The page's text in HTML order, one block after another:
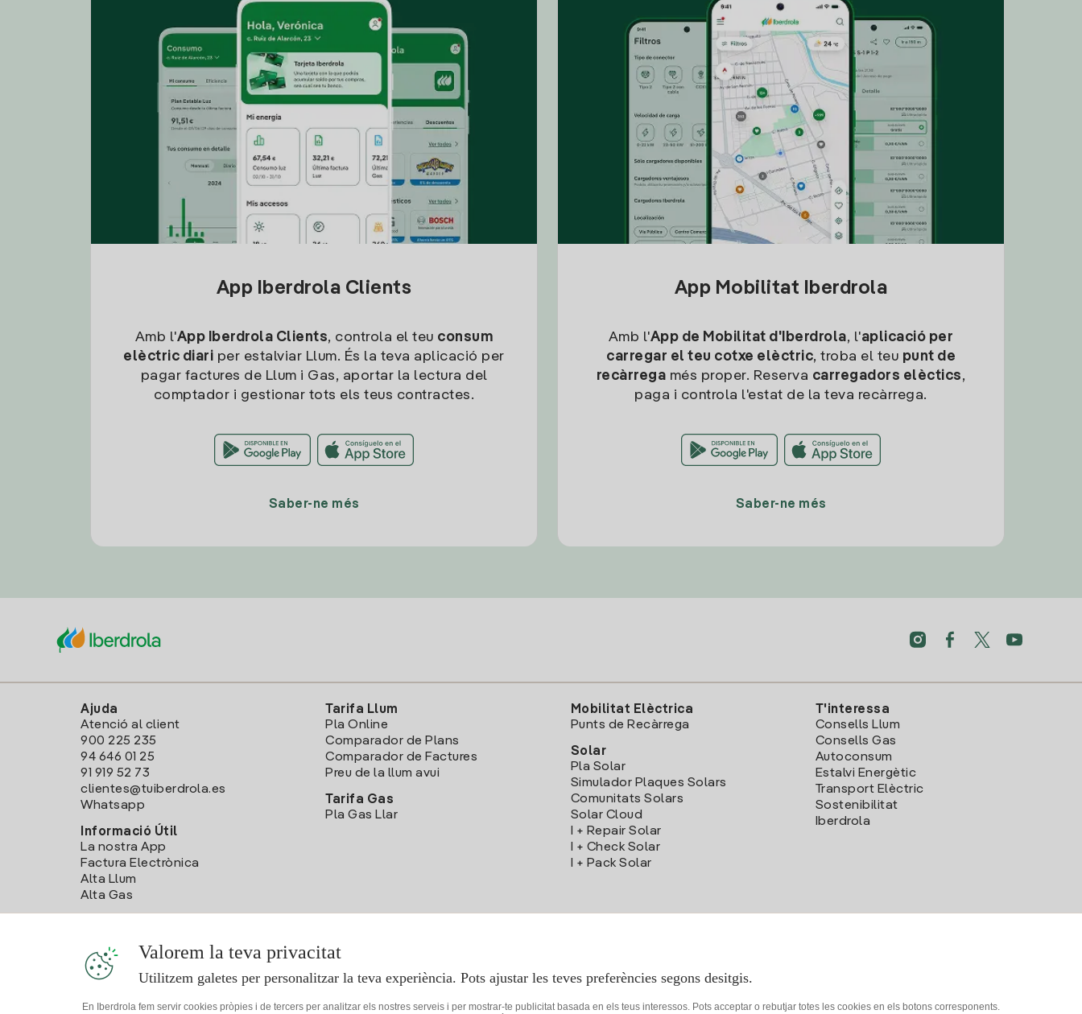
App Iberdrola Clients
Amb l'App Iberdrola Clients, controla el teu consum
elèctric diari per estalviar Llum. És la teva aplicació per
pagar factures de Llum i Gas, aportar la lectura del
comptador i gestionar tots els teus contractes.
Saber-ne més
App Mobilitat Iberdrola
Amb l'App de Mobilitat d'Iberdrola, l'aplicació per
carregar el teu cotxe elèctric, troba el teu punt de
recàrrega més proper. Reserva carregadors elèctics,
paga i controla l'estat de la teva recàrrega.
Saber-ne més
Ajuda
Atenció al client
900 225 235
94 646 01 25
91 919 52 73
clientes@tuiberdrola.es
Whatsapp
Informació Útil
La nostra App
Factura Electrònica
Alta Llum
Alta Gas
Tarifa Llum
Pla Online
Comparador de Plans
Comparador de Factures
Preu de la llum avui
Tarifa Gas
Pla Gas Llar
Mobilitat Elèctrica
Punts de Recàrrega
Solar
Pla Solar
Simulador Plaques Solars
Comunitats Solars
Solar Cloud
I + Repair Solar
I + Check Solar
I + Pack Solar
T'interessa
Consells Llum
Consells Gas
Autoconsum
Estalvi Energètic
Transport Elèctric
Sostenibilitat
Iberdrola
Valorem la teva privacitat
Utilitzem galetes per personalitzar la teva experiència. Pots ajustar les teves preferències segons desitgis.
En Iberdrola fem servir cookies pròpies i de tercers per analitzar els nostres serveis i per mostrar-te publicitat basada en els teus interessos. Pots acceptar o rebutjar totes les cookies en els botons corresponents.